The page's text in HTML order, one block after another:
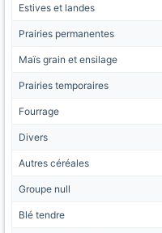
Estives et landes
Prairies permanentes
Maïs grain et ensilage
Prairies temporaires
Fourrage
Divers
Autres céréales
Groupe null
Blé tendre